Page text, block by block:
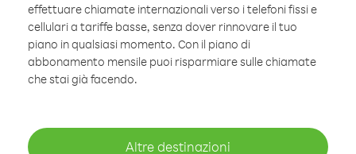
effettuare chiamate internazionali verso i telefoni fissi e
cellulari a tariffe basse, senza dover rinnovare il tuo
piano in qualsiasi momento. Con il piano di
abbonamento mensile puoi risparmiare sulle chiamate
che stai già facendo.
Altre destinazioni